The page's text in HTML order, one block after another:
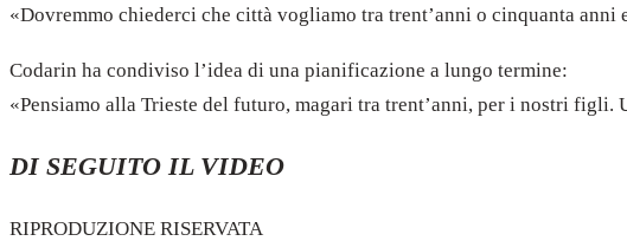
«Dovremmo chiederci che città vogliamo tra trent’anni o cinquanta anni
Codarin ha condiviso l’idea di una pianificazione a lungo termine:
«Pensiamo alla Trieste del futuro, magari tra trent’anni, per i nostri
DI SEGUITO IL VIDEO
RIPRODUZIONE RISERVATA